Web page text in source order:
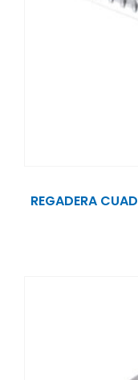
REGADERA